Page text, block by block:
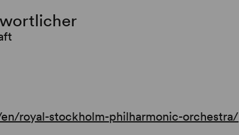
royal-stockholm-philharmonic-orchestra/